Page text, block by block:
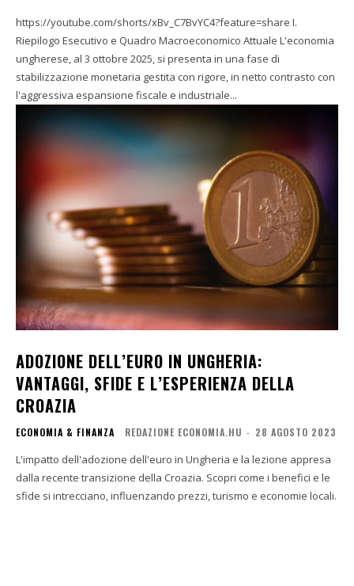
https://youtube.com/shorts/xBv_C7BvYC4?feature=share I.
Riepilogo Esecutivo e Quadro Macroeconomico Attuale L'economia
ungherese, al 3 ottobre 2025, si presenta in una fase di
stabilizzazione monetaria gestita con rigore, in netto contrasto con
l'aggressiva espansione fiscale e industriale...
ADOZIONE DELL’EURO IN UNGHERIA:
VANTAGGI, SFIDE E L’ESPERIENZA DELLA
CROAZIA
ECONOMIA & FINANZA REDAZIONE ECONOMIA.HU - 28 AGOSTO 2023
L'impatto dell'adozione dell'euro in Ungheria e la lezione appresa
dalla recente transizione della Croazia. Scopri come i benefici e le
sfide si intrecciano, influenzando prezzi, turismo e economie locali.